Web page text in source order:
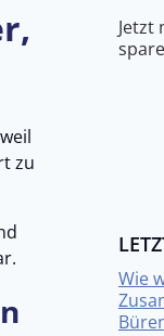
zu
Jetzt
Wie